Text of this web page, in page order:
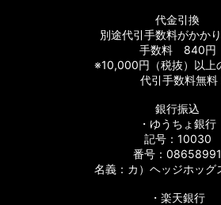
【シマノ】08バイオマスター［
【シマノ】06バイオマスターMg［
【シマノ】13-16バイオマスターSW［
【シマノ】10バイオマスターSW［
代金引換
別途代引手数料がかかり
手数料 840円
※10,000円（税抜）以上
代引手数料無料
銀行振込
・ゆうちょ銀行
記号：10030
番号：08658991
名義：カ）ヘッジホッグ
・楽天銀行